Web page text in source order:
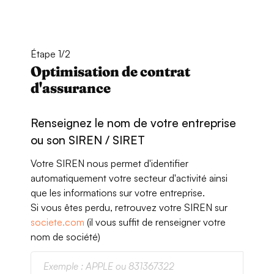
Étape 1/2
Optimisation de contrat
d'assurance
Renseignez le nom de votre entreprise
ou son SIREN / SIRET
Votre SIREN nous permet d'identifier
automatiquement votre secteur d'activité ainsi
que les informations sur votre entreprise.
Si vous êtes perdu, retrouvez votre SIREN sur
societe.com (il vous suffit de renseigner votre
nom de société)